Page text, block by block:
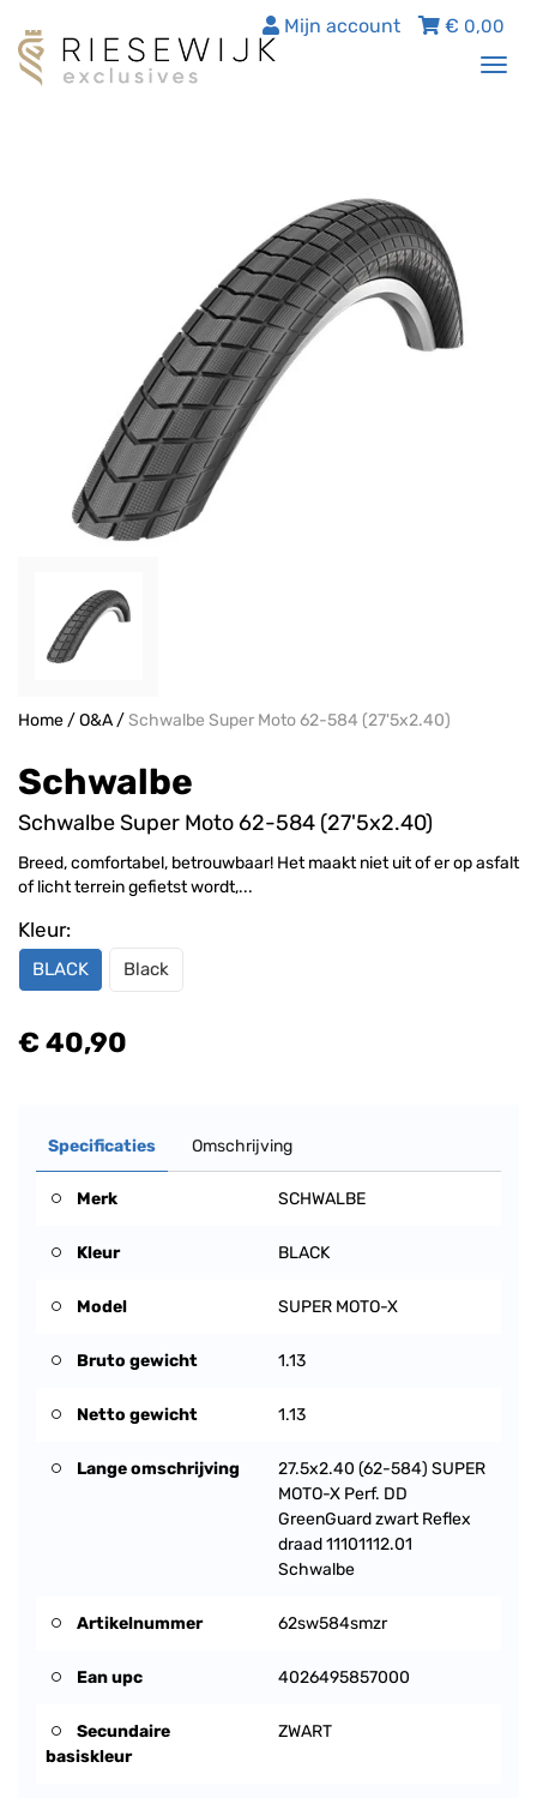
€ 0,00
Mijn account
Home/O&A/Schwalbe Super Moto 62-584 (27'5x2.40)
Schwalbe
Schwalbe Super Moto 62-584 (27'5x2.40)
Breed, comfortabel, betrouwbaar! Het maakt niet uit of er op asfalt
of licht terrein gefietst wordt,...
Kleur:
BLACK Black
€ 40,90
Specificaties Omschrijving
Merk SCHWALBE
Kleur BLACK
Model SUPER MOTO-X
Bruto gewicht 1.13
Netto gewicht 1.13
Lange omschrijving
27.5x2.40 (62-584) SUPER
MOTO-X Perf. DD
GreenGuard zwart Reflex
draad 11101112.01
Schwalbe
Artikelnummer 62sw584smzr
Ean upc 4026495857000
Secundaire
basiskleur
ZWART